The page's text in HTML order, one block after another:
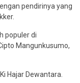
pendirinya yang
populer di
Mangunkusumo,
Hajar Dewantara.